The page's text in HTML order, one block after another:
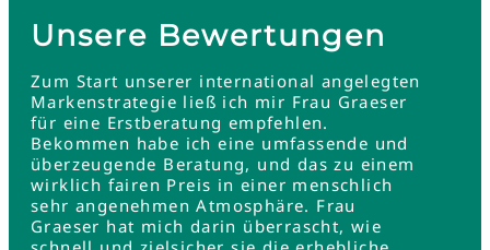
Unsere Bewertungen
Zum Start unserer international angelegten
Markenstrategie ließ ich mir Frau Graeser
für eine Erstberatung empfehlen.
Bekommen habe ich eine umfassende und
überzeugende Beratung, und das zu einem
wirklich fairen Preis in einer menschlich
sehr angenehmen Atmosphäre. Frau
Graeser hat mich darin überrascht, wie